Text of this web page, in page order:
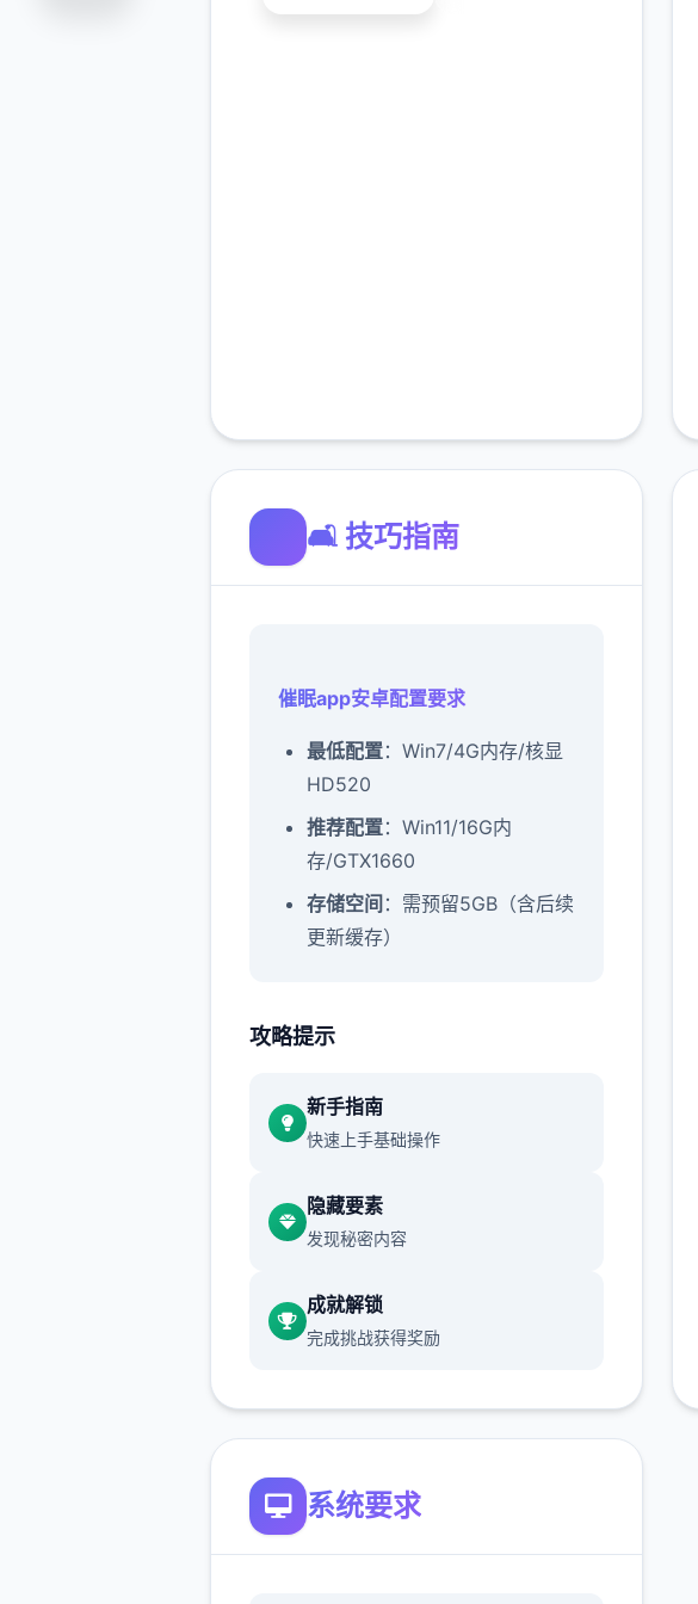
🛋️ 技巧指南
催眠app安卓配置要求
​最低配置​​：Win7/4G内存/核显
HD520
​推荐配置​​：Win11/16G内
存/GTX1660
​存储空间​ ​：需预留5GB（含后续
更新缓存）
催眠app攻略：
新增chuang戏功能
现在可以进行床戏教学了
体育仓库和保健室均可触发chuang
戏，但目前体育仓库尚未实装
但为方便进度报告版体验，现调整
为角色等级≥10时开放
新增毛剃除功能
该功能其实早已开发完成，但因未
攻略提示
新手指南
快速上手基础操作
隐藏要素
发现秘密内容
成就解锁
完成挑战获得奖励
系统要求